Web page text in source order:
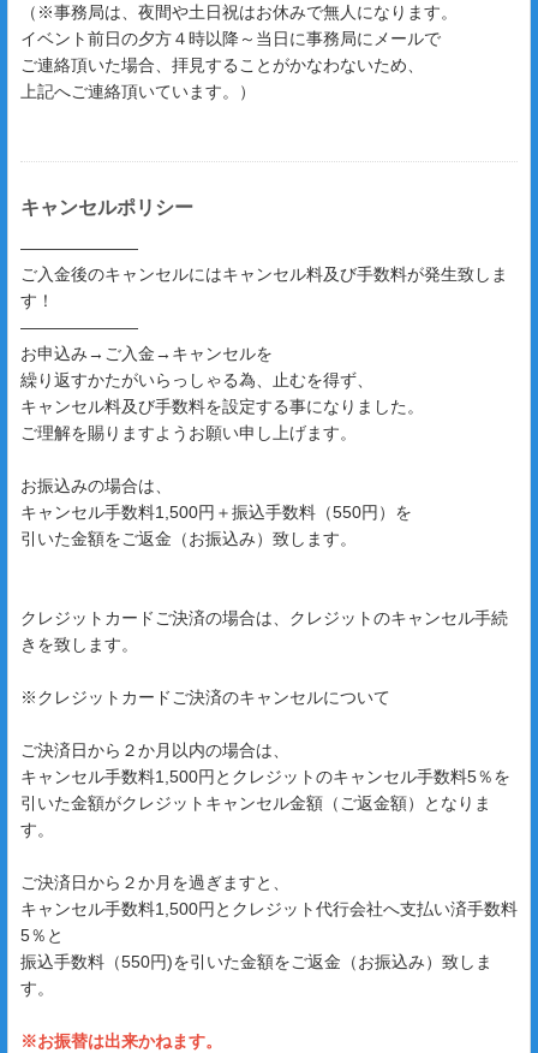
（※事務局は、夜間や土日祝はお休みで無人になります。
イベント前日の夕方４時以降～当日に事務局にメールで
ご連絡頂いた場合、拝見することがかなわないため、
上記へご連絡頂いています。）
キャンセルポリシー
―――――――
ご入金後のキャンセルにはキャンセル料及び手数料が発生致しま
す！
―――――――
お申込み→ご入金→キャンセルを
繰り返すかたがいらっしゃる為、止むを得ず、
キャンセル料及び手数料を設定する事になりました。
ご理解を賜りますようお願い申し上げます。
お振込みの場合は、
キャンセル手数料1,500円＋振込手数料（550円）を
引いた金額をご返金（お振込み）致します。
クレジットカードご決済の場合は、クレジットのキャンセル手続
きを致します。
※クレジットカードご決済のキャンセルについて
ご決済日から２か月以内の場合は、
キャンセル手数料1,500円とクレジットのキャンセル手数料5％を
引いた金額がクレジットキャンセル金額（ご返金額）となりま
す。
ご決済日から２か月を過ぎますと、
キャンセル手数料1,500円とクレジット代行会社へ支払い済手数料
5％と
振込手数料（550円)を引いた金額をご返金（お振込み）致しま
す。
※お振替は出来かねます。